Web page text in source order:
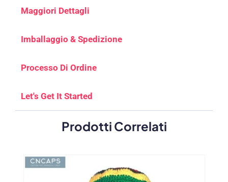
Maggiori Dettagli
Imballaggio & Spedizione
Processo Di Ordine
Let's Get It Started
Prodotti Correlati